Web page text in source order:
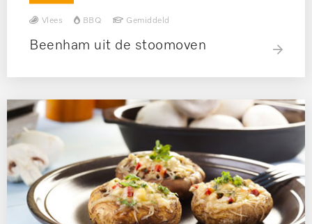
Vlees BBQ Gemiddeld
Beenham uit de stoomoven